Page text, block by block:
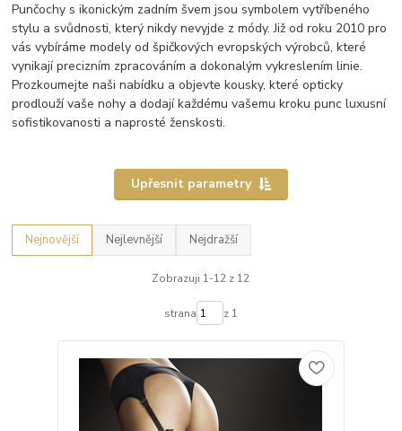
Punčochy s ikonickým zadním švem jsou symbolem vytříbeného
stylu a svůdnosti, který nikdy nevyjde z módy. Již od roku 2010 pro
vás vybíráme modely od špičkových evropských výrobců, které
vynikají precizním zpracováním a dokonalým vykreslením linie.
Prozkoumejte naši nabídku a objevte kousky, které opticky
prodlouží vaše nohy a dodají každému vašemu kroku punc luxusní
sofistikovanosti a naprosté ženskosti.
Upřesnit parametry
Nejnovější Nejlevnější Nejdražší
Zobrazuji 1-12 z 12
strana z 1